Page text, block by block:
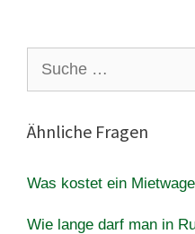
nach:
Ähnliche Fragen
Was kostet ein
Wie lange darf man in